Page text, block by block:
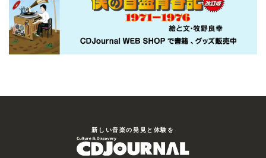
新しい⾳楽の発⾒と体験を